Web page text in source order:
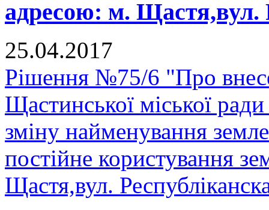
адресою: м. Щастя,вул.
25.04.2017
Рішення №75/6 "Про
Щастинської міської
зміну найменування
постійне користування
Щастя,вул.